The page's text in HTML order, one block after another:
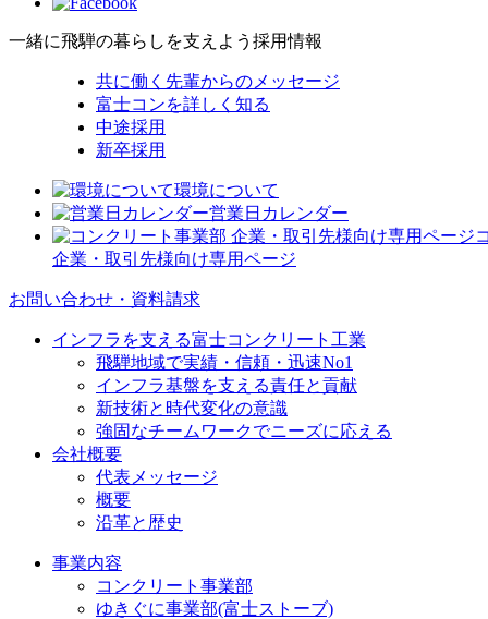
一緒に飛騨の暮らしを支えよう 採用情報
共に働く先輩からのメッセージ
富士コンを詳しく知る
中途採用
新卒採用
環境について
営業日カレンダー
企業・取引先様向け専用ページ
お問い合わせ・資料請求
インフラを支える富士コンクリート工業
飛騨地域で実績・信頼・迅速No1
インフラ基盤を支える責任と貢献
新技術と時代変化の意識
強固なチームワークでニーズに応える
会社概要
代表メッセージ
概要
沿革と歴史
事業内容
コンクリート事業部
ゆきぐに事業部(富士ストーブ)